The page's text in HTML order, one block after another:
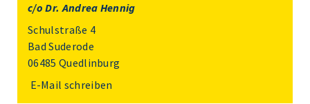
c/o Dr. Andrea Hennig
Schulstraße 4
Bad Suderode
06485 Quedlinburg
E-Mail schreiben